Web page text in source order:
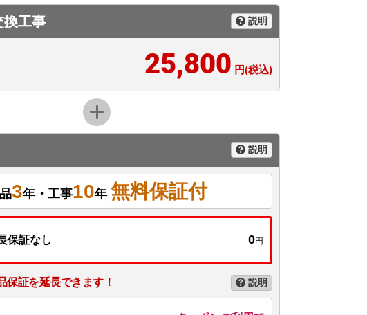
換工事 説明
25,800 円(税込)
説明
3年・工事10年 無料保証付
保証なし 0円
保証を延長できます！ 説明